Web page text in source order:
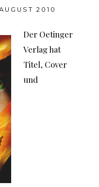
2010
Der Oetinger
Verlag hat
Titel, Cover
und